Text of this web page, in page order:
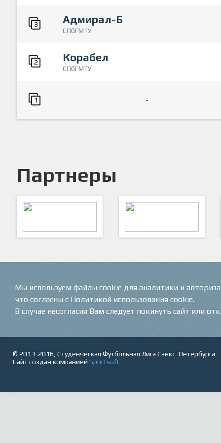
3 Адмирал-Б
СПбГМТУ
2 Корабел
СПбГМТУ
1 -
Партнеры
© 2013-2016, Студенческая Футбольная Лига Санкт-Петербурга
Сайт создан компанией Sportsoft
Мы используем файлы cookie для аналитики и
что согласны с Политикой использования cookie.
В случае несогласия Вам следует покинуть сайт или